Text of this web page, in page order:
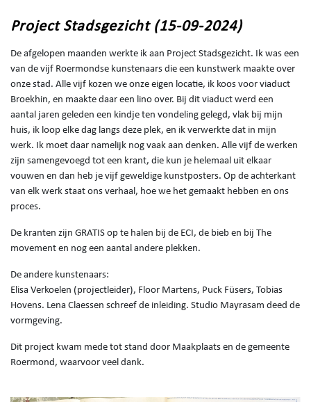
Project Stadsgezicht (15-09-2024)
De afgelopen maanden werkte ik aan Project Stadsgezicht. Ik was een
van de vijf Roermondse kunstenaars die een kunstwerk maakte over
onze stad. Alle vijf kozen we onze eigen locatie, ik koos voor viaduct
Broekhin, en maakte daar een lino over. Bij dit viaduct werd een
aantal jaren geleden een kindje ten vondeling gelegd, vlak bij mijn
huis, ik loop elke dag langs deze plek, en ik verwerkte dat in mijn
werk. Ik moet daar namelijk nog vaak aan denken. Alle vijf de werken
zijn samengevoegd tot een krant, die kun je helemaal uit elkaar
vouwen en dan heb je vijf geweldige kunstposters. Op de achterkant
van elk werk staat ons verhaal, hoe we het gemaakt hebben en ons
proces.
De kranten zijn GRATIS op te halen bij de ECI, de bieb en bij The
movement en nog een aantal andere plekken.
De andere kunstenaars:
Elisa Verkoelen (projectleider), Floor Martens, Puck Füsers, Tobias
Hovens. Lena Claessen schreef de inleiding. Studio Mayrasam deed de
vormgeving.
Dit project kwam mede tot stand door Maakplaats en de gemeente
Roermond, waarvoor veel dank.